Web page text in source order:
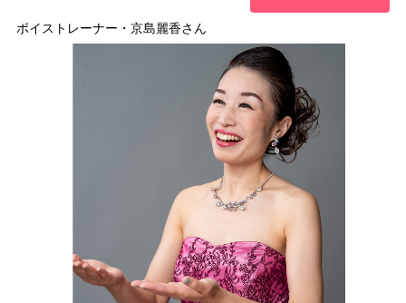
ボイストレーナー・京島麗香さん